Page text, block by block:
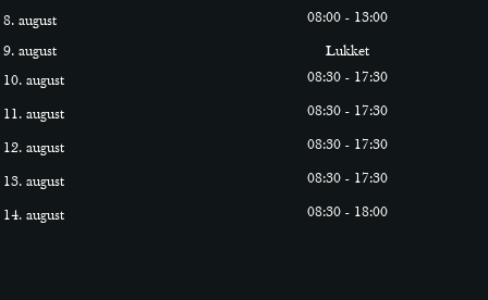
8. august 08:00 - 13:00
9. august
Lukket
10. august
08:30 - 17:30
11. august 08:30 - 17:30
12. august 08:30 - 17:30
13. august 08:30 - 17:30
14. august 08:30 - 18:00